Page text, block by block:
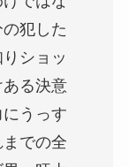
犯した
ショッ
る決意
うっす
での全